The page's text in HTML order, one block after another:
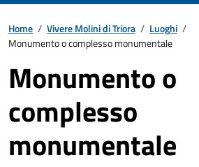
Home / Vivere Molini di Triora / Luoghi /
Monumento o complesso monumentale
Monumento o
complesso
monumentale